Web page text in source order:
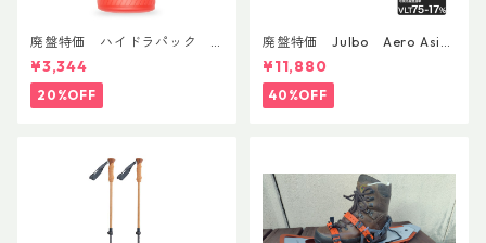
廃盤特価 ハイドラパック
フラックス 750ml
¥3,344
20%OFF
廃盤特価 Julbo Aero Asia
nFit
¥11,880
40%OFF